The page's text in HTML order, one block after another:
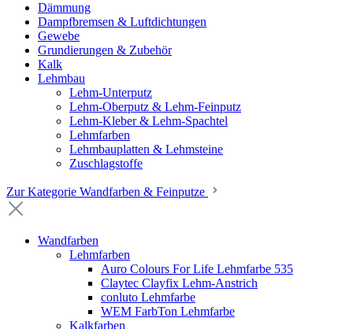
Dämmung
Dampfbremsen & Luftdichtungen
Gewebe
Grundierungen & Zubehör
Kalk
Lehmbau
Lehm-Unterputz
Lehm-Oberputz & Lehm-Feinputz
Lehm-Kleber & Lehm-Spachtel
Lehmfarben
Lehmbauplatten & Lehmsteine
Zuschlagstoffe
Zur Kategorie Wandfarben & Feinputze
Wandfarben
Lehmfarben
Auro Colours For Life Lehmfarbe 535
Claytec Clayfix Lehm-Anstrich
conluto Lehmfarbe
WEM FarbTon Lehmfarbe
Kalkfarben